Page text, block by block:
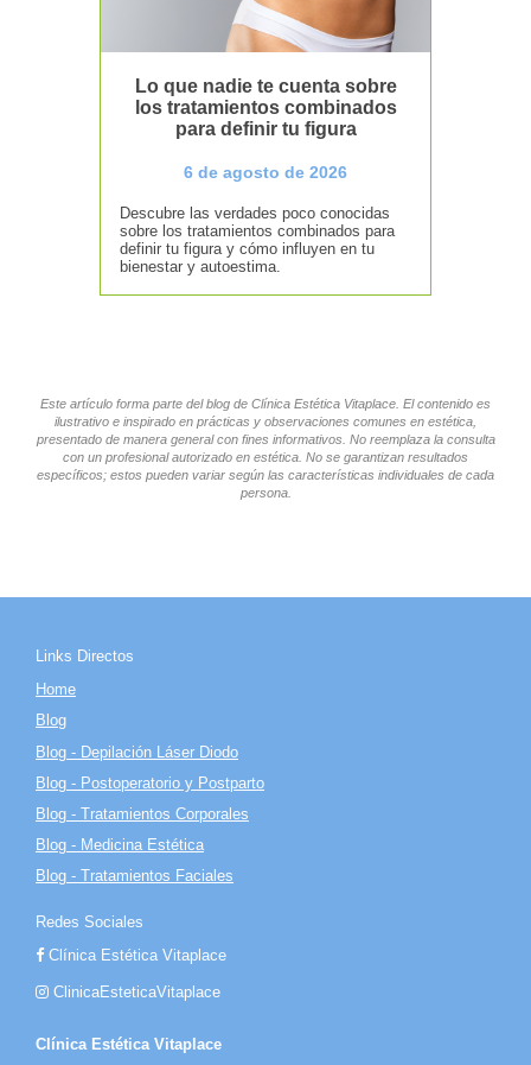
Lo que nadie te cuenta sobre
los tratamientos combinados
para definir tu figura
6 de agosto de 2026
Descubre las verdades poco conocidas
sobre los tratamientos combinados para
definir tu figura y cómo influyen en tu
bienestar y autoestima.
Este artículo forma parte del blog de Clínica Estética Vitaplace. El contenido es
ilustrativo e inspirado en prácticas y observaciones comunes en estética,
presentado de manera general con fines informativos. No reemplaza la consulta
con un profesional autorizado en estética. No se garantizan resultados
específicos; estos pueden variar según las características individuales de cada
persona.
Links Directos
Home
Blog
Blog - Depilación Láser Diodo
Blog - Postoperatorio y Postparto
Blog - Tratamientos Corporales
Blog - Medicina Estética
Blog - Tratamientos Faciales
Redes Sociales
Clínica Estética Vitaplace
ClinicaEsteticaVitaplace
Clínica Estética Vitaplace